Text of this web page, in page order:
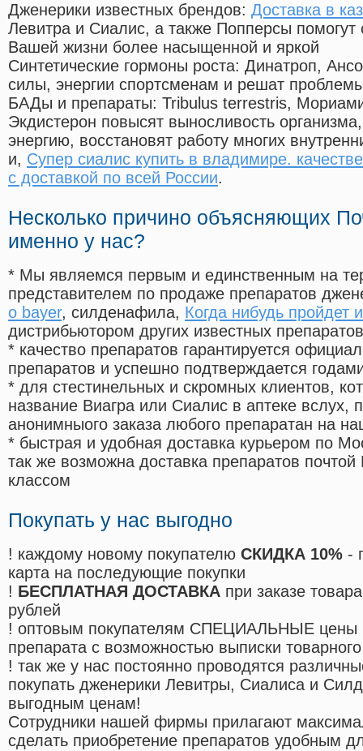
Дженерики известных брендов: Доставка в
Левитра и Сиалис, а также Попперсы помогут
Вашей жизни более насыщенной и яркой
Синтетические гормоны роста: Динатроп,
силы, энергии спортсменам и решат
БАДы и препараты: Tribulus terrestris,
Экдистерон повысят выносливость
энергию, восстановят работу многих
и, Супер сиалис купить в владимире.
с доставкой по всей России.
Несколько причино объясняющих
именно у нас?
* Мы являемся первым и единственным на
представителем по продаже препаратов
о bayer, силденафила, Когда нибудь пройдет
дистрибьютором других известных препаратов
* качество препаратов гарантируется
препаратов и успешно подтверждается
* для стестинельных и скромных клиентов,
название Виагра или Сиалис в аптеке вслух,
анонимныого заказа любого препаратан на
* быстрая и удобная доставка курьером по
так же возможна доставка препаратов
классом
Покупать у нас выгодно
! каждому новому покупателю СКИДКА 10% -
карта на последующие покупки
! БЕСПЛАТНАЯ ДОСТАВКА при заказе
рублей
! оптовым покупателям СПЕЦИАЛЬНЫЕ цены
препарата с возможностью выписки
! так же у нас постоянно проводятся
покупать дженерики Левитры, Сиалиса и
выгодным ценам!
Cотрудники нашей фирмы прилагают
сделать приобретение препаратов удобным